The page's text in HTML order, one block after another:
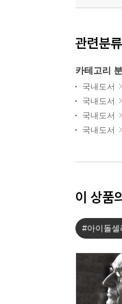
관련분류
카테고리
국내도서
국내도서
국내도서
국내도서
이 상품
#아이돌셀